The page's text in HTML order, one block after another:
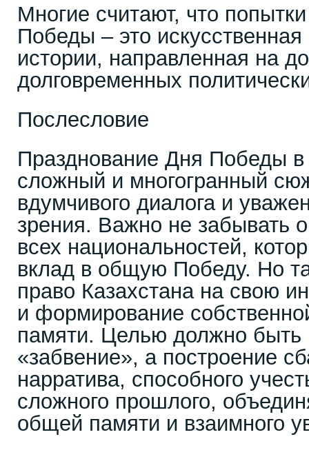
Многие считают, что
Победы – это искусственная
истории, направленная на
долговременных
Послесловие
Празднование Дня Победы в
сложный и многогранный
вдумчивого диалога и
зрения. Важно не забывать
всех национальностей,
вклад в общую Победу. Но
право Казахстана на свою
и формирование
памяти. Целью должно быть
«забвение», а построение
нарратива, способного
сложного прошлого,
общей памяти и взаимного